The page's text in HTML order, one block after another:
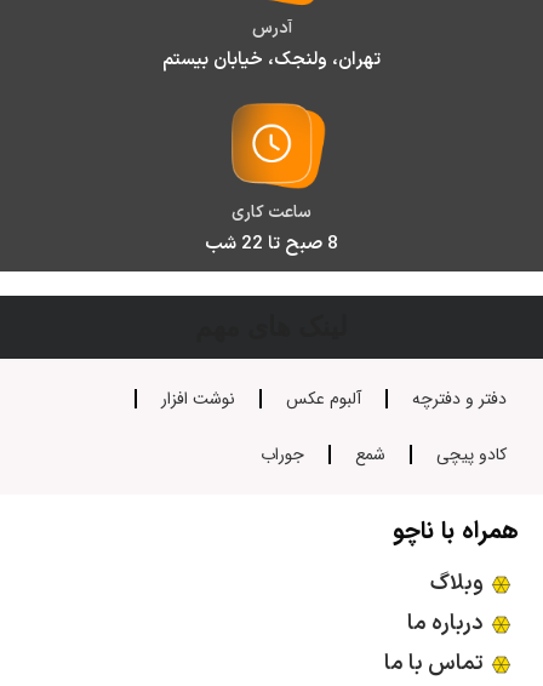
آدرس
تهران، ولنجک، خیابان بیستم
ساعت کاری
8 صبح تا 22 شب
دفتر و دفترچه آلبوم عکس نوشت افزار
کادو پیچی شمع جوراب
همراه با ناچو
وبلاگ
درباره ما
تماس با ما